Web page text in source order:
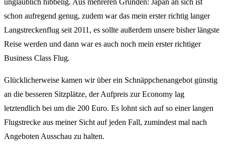
unglaublich hibbelig. Aus mehreren Gründen: Japan an sich ist
schon aufregend genug, zudem war das mein erster richtig langer
Langstreckenflug seit 2011, es sollte außerdem unsere bisher längste
Reise werden und dann war es auch noch mein erster richtiger
Business Class Flug.
Glücklicherweise kamen wir über ein Schnäppchenangebot günstig
an die besseren Sitzplätze, der Aufpreis zur Economy lag
letztendlich bei um die 200 Euro. Es lohnt sich auf so einer langen
Flugstrecke aus meiner Sicht auf jeden Fall, zumindest mal nach
Angeboten Ausschau zu halten.